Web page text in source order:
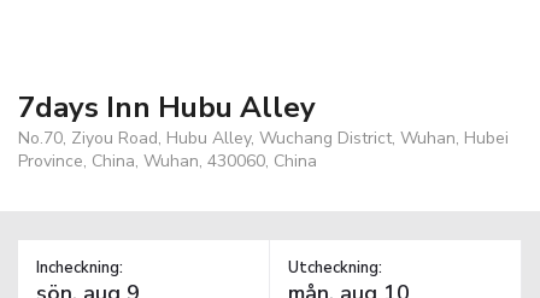
7days Inn Hubu Alley
No.70, Ziyou Road, Hubu Alley, Wuchang District, Wuhan, Hubei
Province, China, Wuhan, 430060, China
Incheckning: Utcheckning: